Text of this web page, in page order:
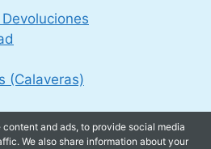
(Calaveras)
and ads, to provide social media
We also share information about your